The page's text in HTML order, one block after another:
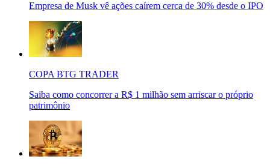
Empresa de Musk vê ações caírem cerca de 30% desde o IPO
COPA BTG TRADER
Saiba como concorrer a R$ 1 milhão sem arriscar o próprio
patrimônio